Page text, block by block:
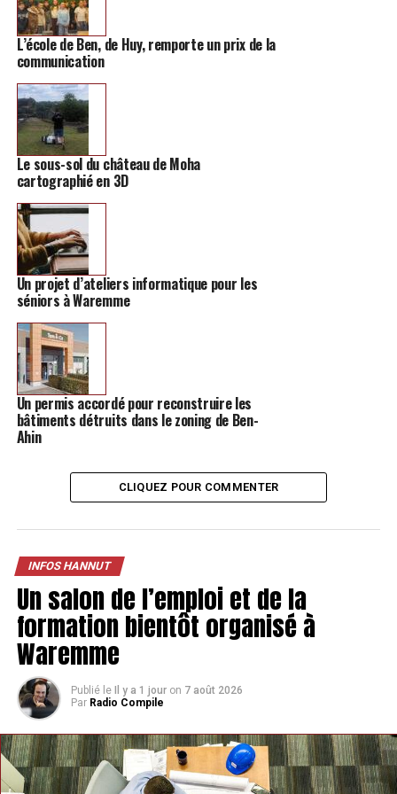
baisse par le gouvernement actuel.
L’école de Ben, de Huy, remporte un prix de la
communication
Le sous-sol du château de Moha
cartographié en 3D
Un projet d’ateliers informatique pour les
séniors à Waremme
Un permis accordé pour reconstruire les
bâtiments détruits dans le zoning de Ben-
Ahin
CLIQUEZ POUR COMMENTER
INFOS HANNUT
Un salon de l’emploi et de la
formation bientôt organisé à
Waremme
Publié le Il y a 1 jour on 7 août 2026
Par Radio Compile